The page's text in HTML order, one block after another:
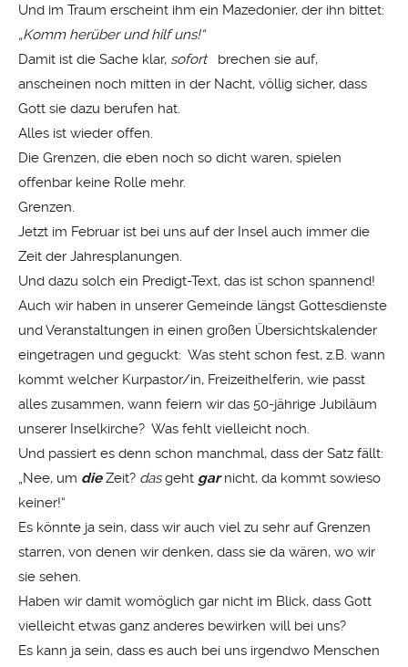
Und im Traum erscheint ihm ein Mazedonier, der ihn bittet:
„Komm herüber und hilf uns!“
Damit ist die Sache klar, sofortbrechen sie auf,
anscheinen noch mitten in der Nacht, völlig sicher, dass
Gott sie dazu berufen hat.
Alles ist wieder offen.
Die Grenzen, die eben noch so dicht waren, spielen
offenbar keine Rolle mehr.
Grenzen.
Jetzt im Februar ist bei uns auf der Insel auch immer die
Zeit der Jahresplanungen.
Und dazu solch ein Predigt-Text, das ist schon spannend!
Auch wir haben in unserer Gemeinde längst Gottesdienste
und Veranstaltungen in einen großen Übersichtskalender
eingetragen und geguckt: Was steht schon fest, z.B. wann
kommt welcher Kurpastor/in, Freizeithelferin, wie passt
alles zusammen, wann feiern wir das 50-jährige Jubiläum
unserer Inselkirche? Was fehlt vielleicht noch.
Und passiert es denn schon manchmal, dass der Satz fällt:
„Nee, um dieZeit? dasgeht garnicht, da kommt sowieso
keiner!“
Es könnte ja sein, dass wir auch viel zu sehr auf Grenzen
starren, von denen wir denken, dass sie da wären, wo wir
sie sehen.
Haben wir damit womöglich gar nicht im Blick, dass Gott
vielleicht etwas ganz anderes bewirken will bei uns?
Es kann ja sein, dass es auch bei uns irgendwo Menschen